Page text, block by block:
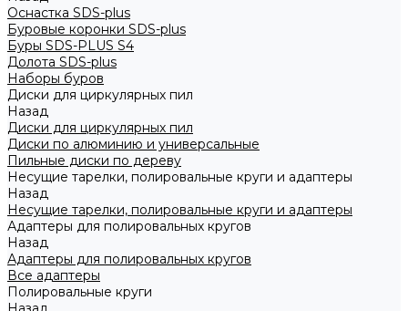
Оснастка SDS-plus
Буровые коронки SDS-plus
Буры SDS-PLUS S4
Долота SDS-plus
Наборы буров
Диски для циркулярных пил
Назад
Диски для циркулярных пил
Диски по алюминию и универсальные
Пильные диски по дереву
Несущие тарелки, полировальные круги и адаптеры
Назад
Несущие тарелки, полировальные круги и адаптеры
Адаптеры для полировальных кругов
Назад
Адаптеры для полировальных кругов
Все адаптеры
Полировальные круги